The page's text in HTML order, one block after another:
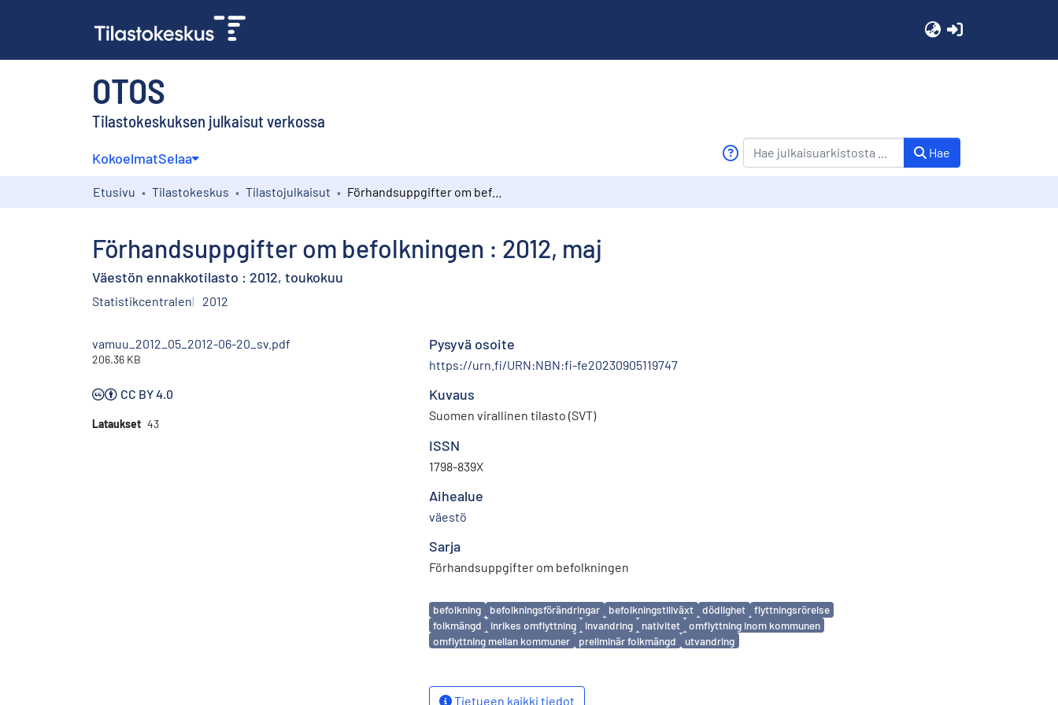
OTOS
Tilastokeskuksen julkaisut verkossa
KokoelmatSelaa Hae
Etusivu Tilastokeskus Tilastojulkaisut
Förhandsuppgifter om befolkningen : 2012, maj
Väestön ennakkotilasto : 2012, toukokuu
Statistikcentralen 2012
vamuu_2012_05_2012-06-20_sv.pdf
206.36 KB
CC BY 4.0
Lataukset 43
Pysyvä osoite
https://urn.fi/URN:NBN:fi-fe20230905119747
Kuvaus
Suomen virallinen tilasto (SVT)
ISSN
1798-839X
Aihealue
väestö
Sarja
Förhandsuppgifter om befolkningen
Avainsanat
befolkning befolkningsförändringar befolkningstillväxt dödlighet
flyttningsrörelse
folkmängd
inrikes omflyttning invandring nativitet
omflyttning inom kommunen
omflyttning mellan kommuner
preliminär folkmängd utvandring
Tietueen kaikki tiedot